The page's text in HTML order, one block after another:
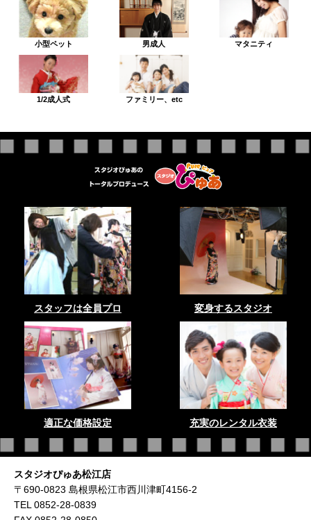
小型ペット 男成人 マタニティ
1/2成人式 ファミリー、etc
スタッフは全員プロ 変身するスタジオ
適正な価格設定 充実のレンタル衣装
スタジオぴゅあ松江店
〒690-0823 島根県松江市西川津町4156-2
TEL 0852-28-0839